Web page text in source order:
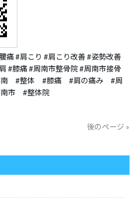
痛 #肩こり #肩こり改善 #姿勢改善
#膝痛 #周南市整骨院 #周南市接骨
南 #整体 #膝痛 #肩の痛み #周
市 #整体院
後のページ »